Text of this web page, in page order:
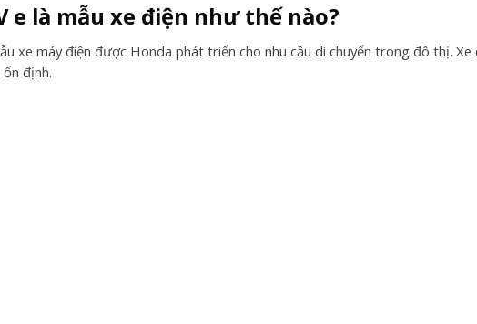
e là mẫu xe điện như thế nào?
xe máy điện được Honda phát triển cho nhu cầu di chuyển trong đô thị.
ổn định.